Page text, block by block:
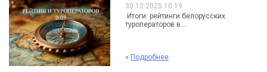
30.12.2025 10:19
Итоги: рейтинги белорусских
туроператоров в...
» Подробнее